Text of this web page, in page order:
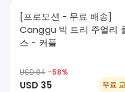
[프로모션 - 무료 배송]
Canggu 빅 트리 주얼리
스 - 커플
USD 84 -58%
USD 35 무료